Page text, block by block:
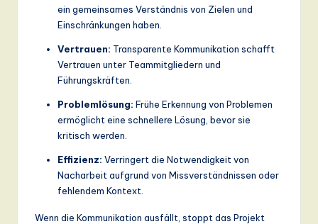
ein gemeinsames Verständnis von Zielen und
Einschränkungen haben.
Vertrauen: Transparente Kommunikation schafft
Vertrauen unter Teammitgliedern und
Führungskräften.
Problemlösung: Frühe Erkennung von Problemen
ermöglicht eine schnellere Lösung, bevor sie
kritisch werden.
Effizienz: Verringert die Notwendigkeit von
Nacharbeit aufgrund von Missverständnissen oder
fehlendem Kontext.
Wenn die Kommunikation ausfällt, stoppt das Projekt